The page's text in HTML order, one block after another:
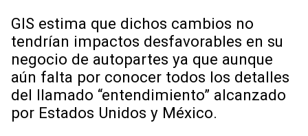
GIS estima que dichos cambios no
tendrían impactos desfavorables en su
negocio de autopartes ya que aunque
aún falta por conocer todos los detalles
del llamado “entendimiento” alcanzado
por Estados Unidos y México.